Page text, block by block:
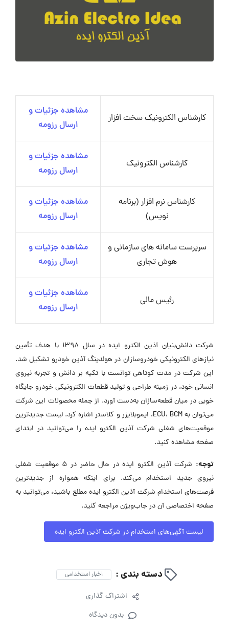
کارشناس الکترونیک سخت افزار
مشاهده جزئیات و
ارسال رزومه
کارشناس الکترونیک
مشاهده جزئیات و
ارسال رزومه
کارشناس نرم افزار (برنامه
نویس)
مشاهده جزئیات و
ارسال رزومه
سرپرست سامانه های سازمانی و
هوش تجاری
مشاهده جزئیات و
ارسال رزومه
رئیس مالی
مشاهده جزئیات و
ارسال رزومه
شرکت دانش‌بنیان آذین الکترو ایده در سال ۱۳۹۸ با هدف تأمین
نیازهای الکترونیکی خودروسازان در هولدینگ آذین خودرو تشکیل شد.
این شرکت در مدت کوتاهی توانست با تکیه بر دانش و تجربه نیروی
انسانی خود، در زمینه طراحی و تولید قطعات الکترونیکی خودرو جایگاه
خوبی در میان قطعه‌سازان به‌دست آورد. از جمله محصولات این شرکت
می‌توان به ECU، BCM، ایموبلایزر و کلاستر اشاره کرد. لیست جدیدترین
موقعیت‌های شغلی شرکت آذین الکترو ایده را می‌توانید در ابتدای
صفحه مشاهده کنید.
توجه:
شرکت آذین الکترو ایده در حال حاضر در ۵ موقعیت شغلی
نیروی جدید استخدام می‌کند. برای اینکه همواره از جدیدترین
فرصت‌های استخدام شرکت آذین الکترو ایده مطلع باشید، می‌توانید به
صفحه اختصاصی آن در جاب‌ویژن مراجعه کنید.
لیست آگهی‌های استخدام در شرکت آذین الکترو ایده
دسته بندی : اخبار استخدامی
اشتراک گذاری
بدون دیدگاه